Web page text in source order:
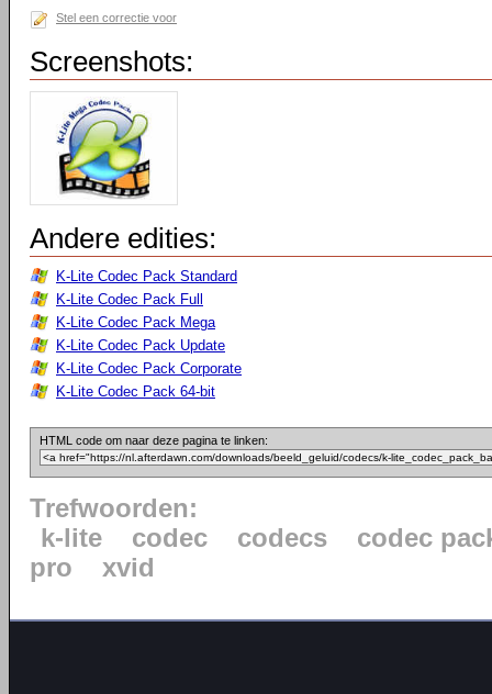
Stel een correctie voor
Screenshots:
Andere edities:
K-Lite Codec Pack Standard
K-Lite Codec Pack Full
K-Lite Codec Pack Mega
K-Lite Codec Pack Update
K-Lite Codec Pack Corporate
K-Lite Codec Pack 64-bit
HTML code om naar deze pagina te linken:
Trefwoorden:
k-lite
codec codecs
codec
pro
xvid